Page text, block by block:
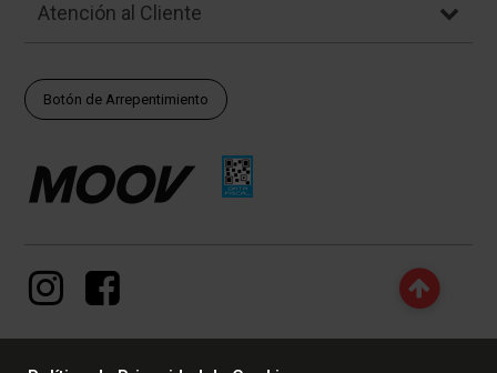
Atención al Cliente
Botón de Arrepentimiento